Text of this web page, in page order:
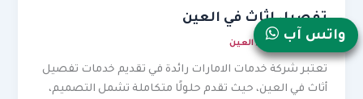
تفصيل اثاث في العين
نوفمبر 23, 2025 /العين
تعتبر شركة خدمات الامارات رائدة في تقديم خدمات تفصيل
أثاث في العين، حيث تقدم حلولًا متكاملة تشمل التصميم،
واتس آب